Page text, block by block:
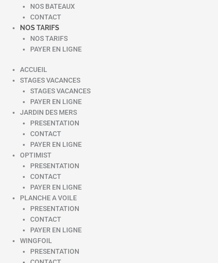
NOS BATEAUX
CONTACT
NOS TARIFS
NOS TARIFS
PAYER EN LIGNE
ACCUEIL
STAGES VACANCES
STAGES VACANCES
PAYER EN LIGNE
JARDIN DES MERS
PRESENTATION
CONTACT
PAYER EN LIGNE
OPTIMIST
PRESENTATION
CONTACT
PAYER EN LIGNE
PLANCHE A VOILE
PRESENTATION
CONTACT
PAYER EN LIGNE
WINGFOIL
PRESENTATION